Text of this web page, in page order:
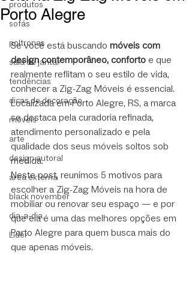
produtos
sofás
poltronas
sala de jantar
tendências
dicas de decoração
móveis
arte
design autoral
área externa
black november
dia-a-dia
Líder
Porto Alegre
Se você está buscando móveis com
design contemporâneo, conforto e que
realmente reflitam o seu estilo de vida,
conhecer a Zig-Zag Móveis é essencial.
Localizada em Porto Alegre, RS, a marca
se destaca pela curadoria refinada,
atendimento personalizado e pela
qualidade dos seus móveis soltos sob
medida.
Neste post, reunimos 5 motivos para
escolher a Zig-Zag Móveis na hora de
mobiliar ou renovar seu espaço — e por
que ela é uma das melhores opções em
Porto Alegre para quem busca mais do
que apenas móveis.